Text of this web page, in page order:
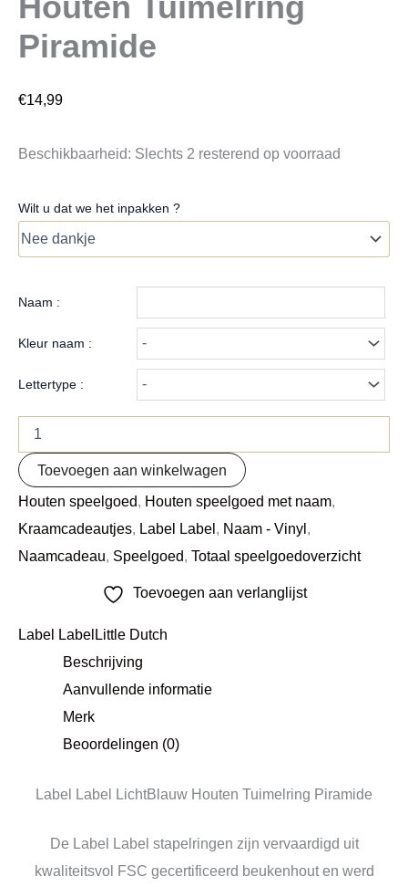
Piramide
€14,99
Beschikbaarheid: Slechts 2 resterend op voorraad
Wilt u dat we het inpakken ?
Naam :
Kleur naam :
Lettertype :
Toevoegen aan winkelwagen
Houten speelgoed, Houten speelgoed met naam,
Kraamcadeautjes, Label Label, Naam - Vinyl,
Naamcadeau, Speelgoed, Totaal speelgoedoverzicht
Toevoegen aan verlanglijst
Label LabelLittle Dutch
Beschrijving
Aanvullende informatie
Merk
Beoordelingen (0)
Label Label LichtBlauw Houten Tuimelring Piramide
De Label Label stapelringen zijn vervaardigd uit
kwaliteitsvol FSC gecertificeerd beukenhout en werd